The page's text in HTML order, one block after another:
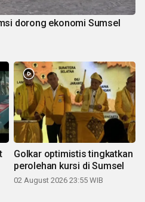
dorong ekonomi Sumsel
Golkar optimistis tingkatkan
perolehan kursi di Sumsel
02 August 2026 23:55 WIB